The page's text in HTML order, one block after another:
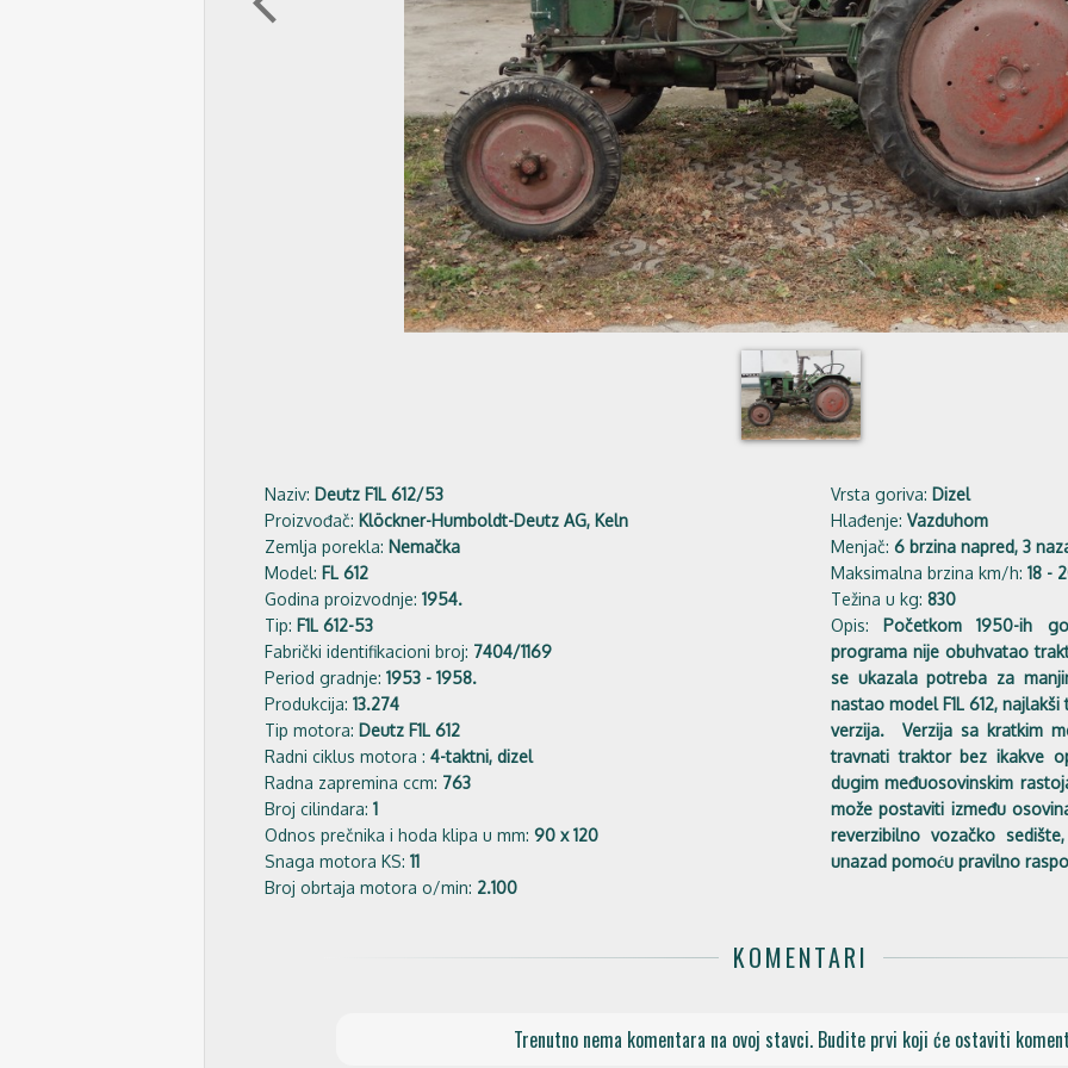
Naziv: Deutz F1L 612/53
Proizvođač: Klöckner-Humboldt-Deutz AG, Keln
Zemlja porekla: Nemačka
Model: FL 612
Godina proizvodnje: 1954.
Tip: F1L 612-53
Fabrički identifikacioni broj: 7404/1169
Period gradnje: 1953 - 1958.
Produkcija: 13.274
Tip motora: Deutz F1L 612
Radni ciklus motora : 4-taktni, dizel
Radna zapremina ccm: 763
Broj cilindara: 1
Odnos prečnika i hoda klipa u mm: 90 x 120
Snaga motora KS: 11
Broj obrtaja motora o/min: 2.100
Vrsta goriva: Dizel
Hlađenje: Vazduhom
Menjač: 6 brzina napred, 3
Maksimalna brzina km/h: 18 -
Težina u kg: 830
Opis: Početkom 1950-ih
programa nije obuhvatao
se ukazala potreba za
nastao model F1L 612,
verzija. Verzija sa kratkim
travnati traktor bez ikakve
dugim međuosovinskim
može postaviti između
reverzibilno vozačko
unazad pomoću pravilno
KOMENTARI
Trenutno nema komentara na ovoj stavci. Budite prvi koji će ostaviti